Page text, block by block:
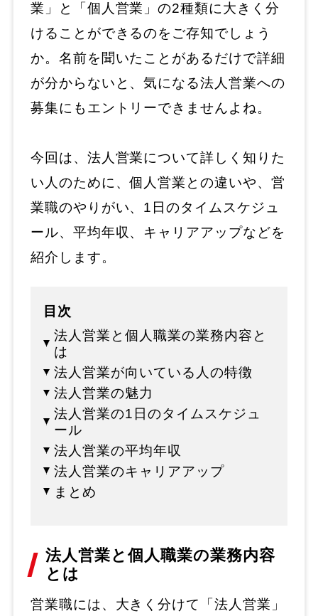
業」と「個人営業」の2種類に大きく分
けることができるのをご存知でしょう
か。名前を聞いたことがあるだけで詳細
が分からないと、気になる法人営業への
募集にもエントリーできませんよね。
今回は、法人営業について詳しく知りた
い人のために、個人営業との違いや、営
業職のやりがい、1日のタイムスケジュ
ール、平均年収、キャリアアップなどを
紹介します。
目次
法人営業と個人職業の業務内容と
は
法人営業が向いている人の特徴
法人営業の魅力
法人営業の1日のタイムスケジュ
ール
法人営業の平均年収
法人営業のキャリアアップ
まとめ
法人営業と個人職業の業務内容
とは
営業職には、大きく分けて「法人営業」